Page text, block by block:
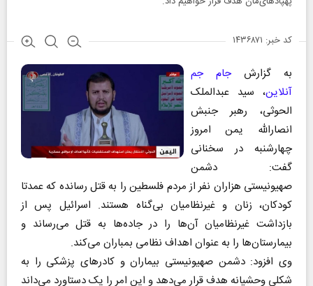
کد خبر: ۱۴۳۶۸۷۱
به گزارشجام جم
آنلاین، سید عبدالملک
الحوثی، رهبر جنبش
انصارالله یمن امروز
چهارشنبه در سخنانی
گفت: دشمن
صهیونیستی هزاران نفر از مردم فلسطین را به قتل رسانده که عمدتا
کودکان، زنان و غیرنظامیان بی‌گناه هستند. اسرائیل پس از
بازداشت غیرنظامیان آن‌ها را در جاده‌ها به قتل می‌رساند و
بیمارستان‌ها را به عنوان اهداف نظامی بمباران می‌کند.
وی افزود: دشمن صهیونیستی بیماران و کادر‌های پزشکی را به
شکلی وحشیانه هدف قرار می‌دهد و این امر را یک دستاورد می‌داند